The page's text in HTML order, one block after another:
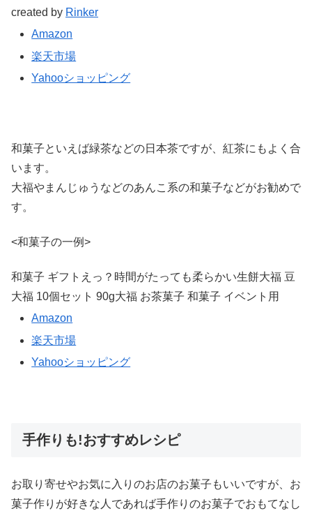
created by Rinker
Amazon
楽天市場
Yahooショッピング
和菓子といえば緑茶などの日本茶ですが、紅茶にもよく合
います。
大福やまんじゅうなどのあんこ系の和菓子などがお勧めで
す。
<和菓子の一例>
和菓子 ギフトえっ？時間がたっても柔らかい生餅大福 豆
大福 10個セット 90g大福 お茶菓子 和菓子 イベント用
Amazon
楽天市場
Yahooショッピング
手作りも!おすすめレシピ
お取り寄せやお気に入りのお店のお菓子もいいですが、お
菓子作りが好きな人であれば手作りのお菓子でおもてなし